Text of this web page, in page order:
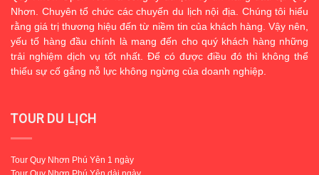
Nhơn. Chuyên tổ chức các chuyến du lịch nội địa. Chúng tôi hiểu
rằng giá trị thương hiệu đến từ niềm tin của khách hàng. Vậy nên,
yếu tố hàng đầu chính là mang đến cho quý khách hàng những
trải nghiệm dịch vụ tốt nhất. Để có được điều đó thì không thể
thiếu sự cố gắng nỗ lực không ngừng của doanh nghiệp.
TOUR DU LỊCH
Tour Quy Nhơn Phú Yên 1 ngày